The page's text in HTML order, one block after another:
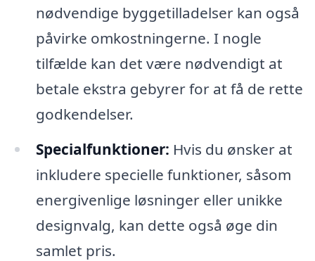
nødvendige byggetilladelser kan også
påvirke omkostningerne. I nogle
tilfælde kan det være nødvendigt at
betale ekstra gebyrer for at få de rette
godkendelser.
Specialfunktioner: Hvis du ønsker at
inkludere specielle funktioner, såsom
energivenlige løsninger eller unikke
designvalg, kan dette også øge din
samlet pris.